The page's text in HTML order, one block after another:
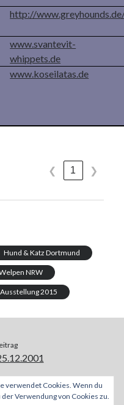
http://
www.svantevit-
whippets.de
www.koseilatas.de
❮ 1 ❯
Hund & Katz Dortmund
NRW
2015
verwendet Cookies. Wenn du
Verwendung von Cookies zu.